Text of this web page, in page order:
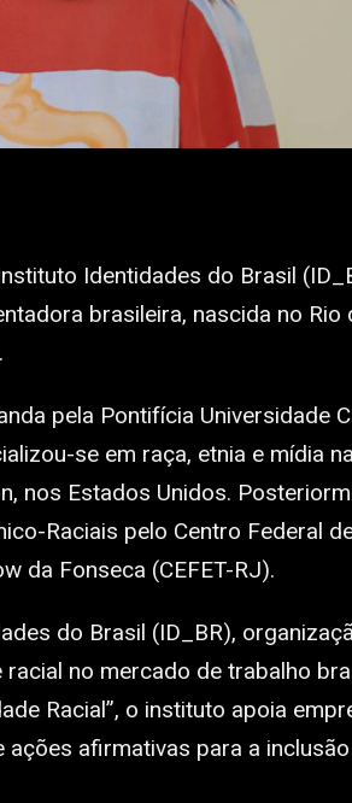
Identidades do Brasil
brasileira, nascida no Rio
pela Pontifícia Universidade
se em raça, etnia e mídia na
nos Estados Unidos.
Raciais pelo Centro Federal
da Fonseca (CEFET-RJ).
do Brasil (ID_BR),
no mercado de trabalho
Racial”, o instituto apoia
afirmativas para a